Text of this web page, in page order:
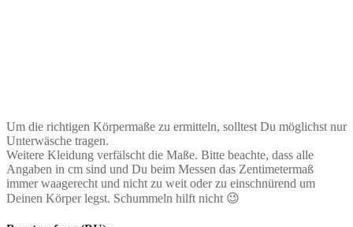
Um die richtigen Körpermaße zu ermitteln, solltest Du möglichst nur
Unterwäsche tragen.
Weitere Kleidung verfälscht die Maße. Bitte beachte, dass alle
Angaben in cm sind und Du beim Messen das Zentimetermaß
immer waagerecht und nicht zu weit oder zu einschnürend um
Deinen Körper legst. Schummeln hilft nicht 😉